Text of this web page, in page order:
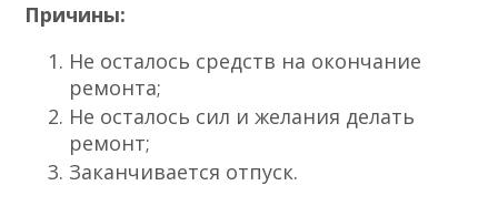
Причины:
Не осталось средств на окончание
ремонта;
Не осталось сил и желания делать
ремонт;
Заканчивается отпуск.